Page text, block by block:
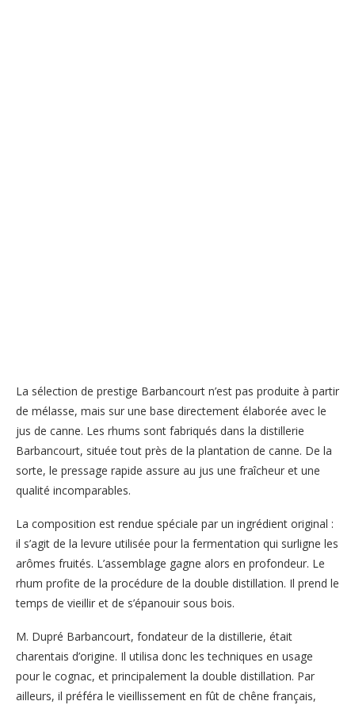
La sélection de prestige Barbancourt n’est pas produite à partir
de mélasse, mais sur une base directement élaborée avec le
jus de canne. Les rhums sont fabriqués dans la distillerie
Barbancourt, située tout près de la plantation de canne. De la
sorte, le pressage rapide assure au jus une fraîcheur et une
qualité incomparables.
La composition est rendue spéciale par un ingrédient original :
il s’agit de la levure utilisée pour la fermentation qui surligne les
arômes fruités. L’assemblage gagne alors en profondeur. Le
rhum profite de la procédure de la double distillation. Il prend le
temps de vieillir et de s’épanouir sous bois.
M. Dupré Barbancourt, fondateur de la distillerie, était
charentais d’origine. Il utilisa donc les techniques en usage
pour le cognac, et principalement la double distillation. Par
ailleurs, il préféra le vieillissement en fût de chêne français,